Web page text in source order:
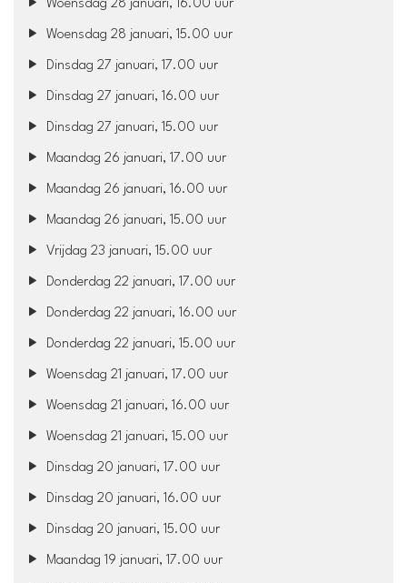
Woensdag 28 januari, 16.00 uur
Woensdag 28 januari, 15.00 uur
Dinsdag 27 januari, 17.00 uur
Dinsdag 27 januari, 16.00 uur
Dinsdag 27 januari, 15.00 uur
Maandag 26 januari, 17.00 uur
Maandag 26 januari, 16.00 uur
Maandag 26 januari, 15.00 uur
Vrijdag 23 januari, 15.00 uur
Donderdag 22 januari, 17.00 uur
Donderdag 22 januari, 16.00 uur
Donderdag 22 januari, 15.00 uur
Woensdag 21 januari, 17.00 uur
Woensdag 21 januari, 16.00 uur
Woensdag 21 januari, 15.00 uur
Dinsdag 20 januari, 17.00 uur
Dinsdag 20 januari, 16.00 uur
Dinsdag 20 januari, 15.00 uur
Maandag 19 januari, 17.00 uur